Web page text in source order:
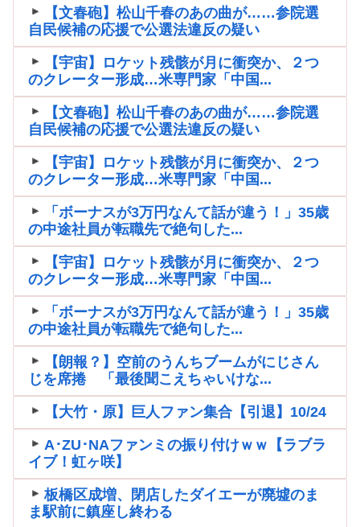
【文春砲】松山千春のあの曲が……参院選
自民候補の応援で公選法違反の疑い
【宇宙】ロケット残骸が月に衝突か、２つ
のクレーター形成…米専門家「中国...
【文春砲】松山千春のあの曲が……参院選
自民候補の応援で公選法違反の疑い
【宇宙】ロケット残骸が月に衝突か、２つ
のクレーター形成…米専門家「中国...
「ボーナスが3万円なんて話が違う！」35歳
の中途社員が転職先で絶句した...
【宇宙】ロケット残骸が月に衝突か、２つ
のクレーター形成…米専門家「中国...
「ボーナスが3万円なんて話が違う！」35歳
の中途社員が転職先で絶句した...
【朗報？】空前のうんちブームがにじさん
じを席捲 「最後聞こえちゃいけな...
【大竹・原】巨人ファン集合【引退】10/24
A･ZU･NAファンミの振り付けｗｗ【ラブラ
イブ！虹ヶ咲】
板橋区成増、閉店したダイエーが廃墟のま
ま駅前に鎮座し終わる